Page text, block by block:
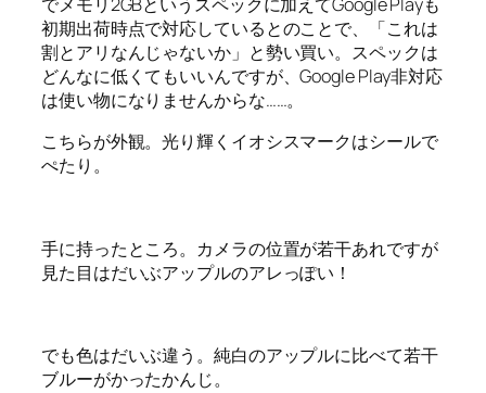
初期出荷時点で対応しているとのことで、「これは
割とアリなんじゃないか」と勢い買い。スペックは
どんなに低くてもいいんですが、Google Play非対応
は使い物になりませんからな……。
こちらが外観。光り輝くイオシスマークはシールで
ぺたり。
手に持ったところ。カメラの位置が若干あれですが
見た目はだいぶアップルのアレっぽい！
でも色はだいぶ違う。純白のアップルに比べて若干
ブルーがかったかんじ。